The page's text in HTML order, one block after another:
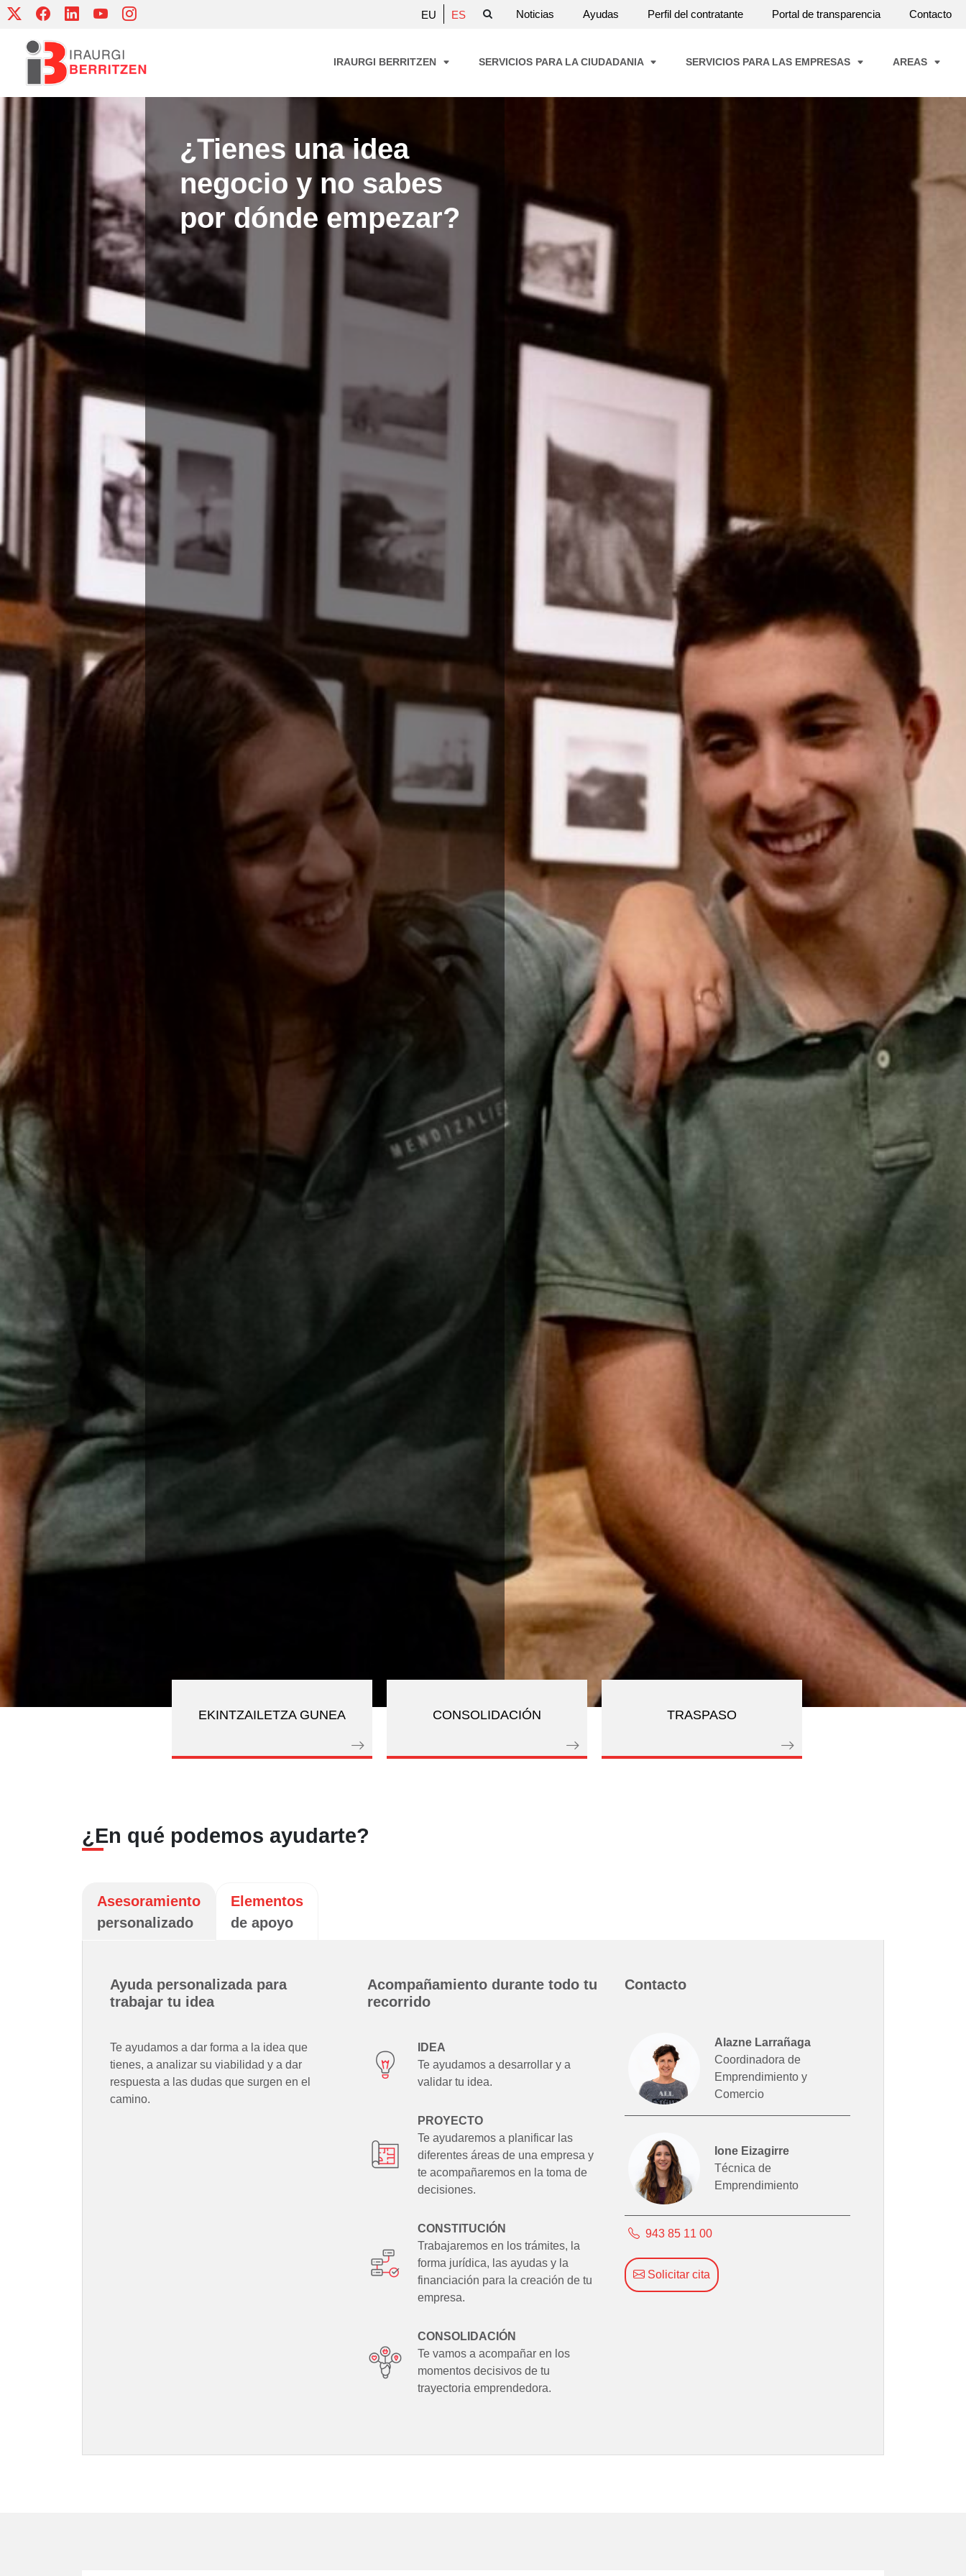
Skip
content
EU ES Noticias Ayudas Perfil del contratante Portal de transparencia Contacto
IRAURGI BERRITZEN SERVICIOS PARA LA CIUDADANIA SERVICIOS PARA LAS EMPRESAS AREAS
¿Tienes una idea
negocio y no sabes
por dónde empezar?
EKINTZAILETZA GUNEA CONSOLIDACIÓN TRASPASO
¿En qué podemos ayudarte?
Asesoramiento
personalizado
Elementos
de apoyo
Ayuda personalizada para
trabajar tu idea
Te ayudamos a dar forma a la idea que
tienes, a analizar su viabilidad y a dar
respuesta a las dudas que surgen en el
camino.
Acompañamiento durante todo tu
recorrido
IDEA
Te ayudamos a desarrollar y a
validar tu idea.
PROYECTO
Te ayudaremos a planificar las
diferentes áreas de una empresa y
te acompañaremos en la toma de
decisiones.
CONSTITUCIÓN
Trabajaremos en los trámites, la
forma jurídica, las ayudas y la
financiación para la creación de tu
empresa.
CONSOLIDACIÓN
Te vamos a acompañar en los
momentos decisivos de tu
trayectoria emprendedora.
Contacto
Alazne Larrañaga
Coordinadora de
Emprendimiento y
Comercio
Ione Eizagirre
Técnica de
Emprendimiento
943 85 11 00
Solicitar cita